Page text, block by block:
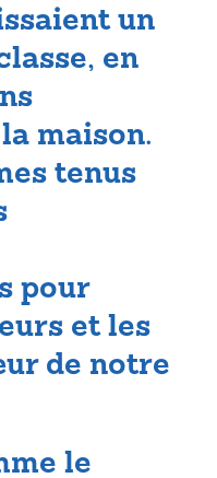
un
en
maison.
tenus
pour
et les
de notre
le